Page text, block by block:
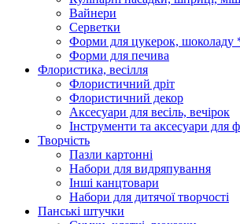
Вайнери
Серветки
Форми для цукерок, шоколаду
Форми для печива
Флористика, весілля
Флористичний дріт
Флористичний декор
Аксесуари для весіль, вечірок
Інструменти та аксесуари для
Творчість
Пазли картонні
Набори для видряпування
Інші канцтовари
Набори для дитячої творчості
Панські штучки